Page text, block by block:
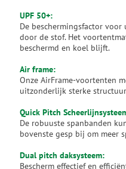
UPF 50+:
De beschermingsfactor
door de stof. Het
beschermd en koel blijft.
Air frame:
Onze AirFrame-voortenten
uitzonderlijk sterke
Quick Pitch
De robuuste spanbanden
bovenste gesp bij om meer
Dual pitch daksysteem:
Bescherm effectief en